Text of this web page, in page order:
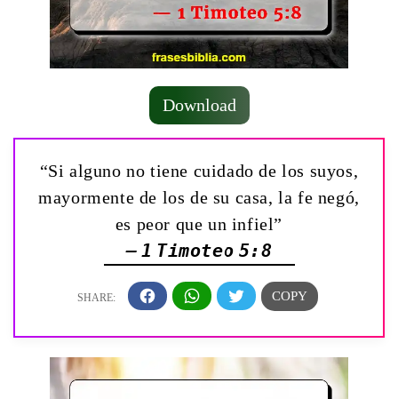
Download
“Si alguno no tiene cuidado de los suyos,
mayormente de los de su casa, la fe negó,
es peor que un infiel”
— 1 Timoteo 5:8